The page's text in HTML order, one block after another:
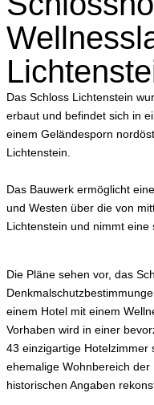
Das Schloss Lichtenstein
erbaut und befindet sich in
einem Geländesporn
Lichtenstein.
Das Bauwerk ermöglicht
und Westen über die von
Lichtenstein und nimmt eine
Die Pläne sehen vor, das
einem Hotel mit einem
Vorhaben wird in einer
43 einzigartige Hotelzimmer
ehemalige Wohnbereich
historischen Angaben